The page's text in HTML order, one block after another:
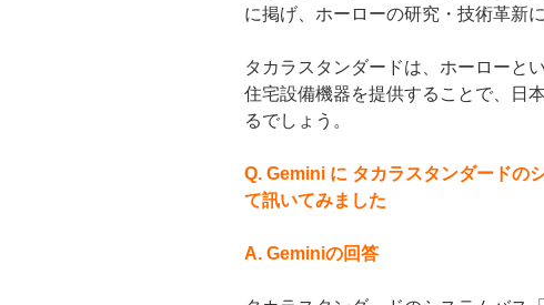
に掲げ、ホーローの研究・技術革新
タカラスタンダードは、ホーローと
住宅設備機器を提供することで、日
るでしょう。
Q. Gemini に タカラスタンダード
て訊いてみました
A. Geminiの回答